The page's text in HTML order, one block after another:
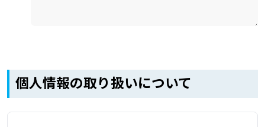
個人情報の取り扱いについて